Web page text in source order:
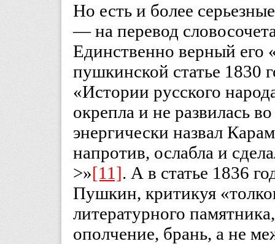
Но есть и более
— на перевод
Единственно верный его
пушкинской статье 1830
«Истории русского
окрепла и не развилась
энергически назвал
напротив, ослабла и
>»[11]. А в статье 1836
Пушкин, критикуя
литературного
ополчение, брань, а не